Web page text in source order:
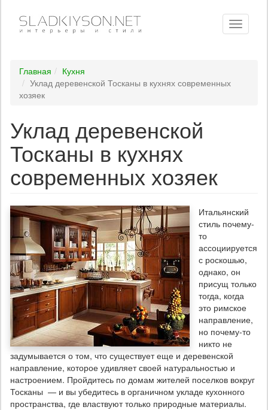
Toggle
Главная
Кухня
Уклад деревенской Тосканы в кухнях современных
хозяек
Уклад деревенской
Тосканы в кухнях
современных хозяек
Итальянский
стиль почему-
то
ассоциируется
с роскошью,
однако, он
присущ только
тогда, когда
это римское
направление,
но почему-то
никто не
задумывается о том, что существует еще и деревенской
направление, которое удивляет своей натуральностью и
настроением. Пройдитесь по домам жителей поселков вокруг
Тосканы — и вы убедитесь в органичном укладе кухонного
пространства, где властвуют только природные материалы.